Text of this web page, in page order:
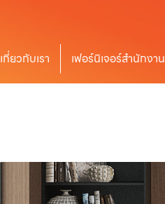
เกี่ยวกับเรา เฟอร์นิเจอร์สำนักงาน